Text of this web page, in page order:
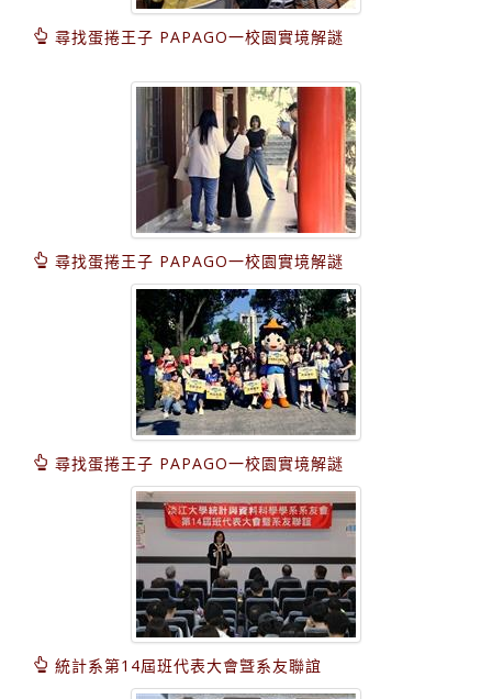
尋找蛋捲王子 PAPAGO一校園實境解謎
尋找蛋捲王子 PAPAGO一校園實境解謎
尋找蛋捲王子 PAPAGO一校園實境解謎
統計系第14屆班代表大會曁系友聯誼